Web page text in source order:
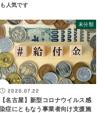
未分類
2020.07.22
【名古屋】新型コロナウイルス感
染症にともなう事業者向け支援施